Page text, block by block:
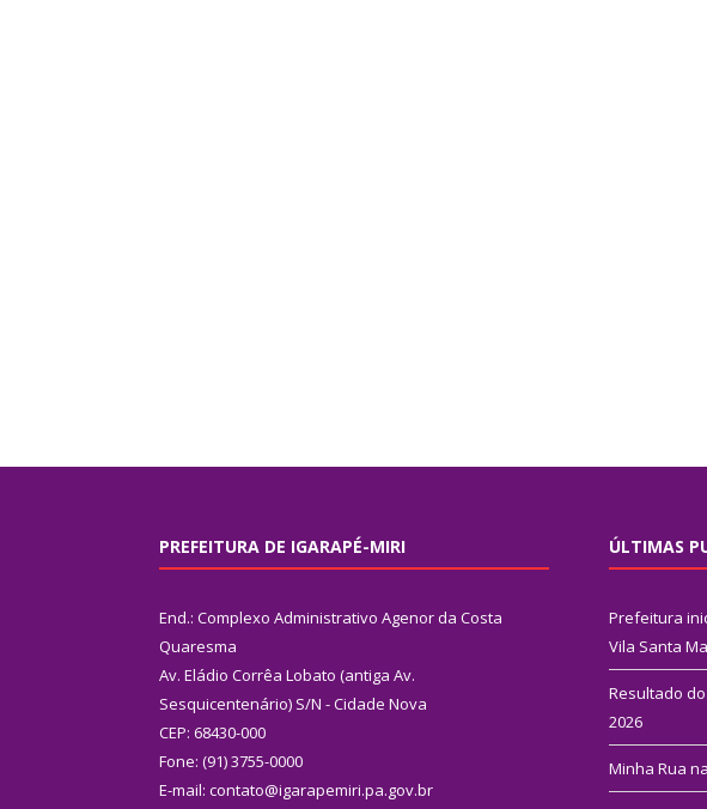
PREFEITURA DE IGARAPÉ-MIRI
End.: Complexo Administrativo Agenor da Costa
Quaresma
Av. Eládio Corrêa Lobato (antiga Av.
Sesquicentenário) S/N - Cidade Nova
CEP: 68430-000
Fone: (91) 3755-0000
E-mail: contato@igarapemiri.pa.gov.br
ÚLTIMAS
Prefeitura
Vila Santa
Resultado do
2026
Minha Rua